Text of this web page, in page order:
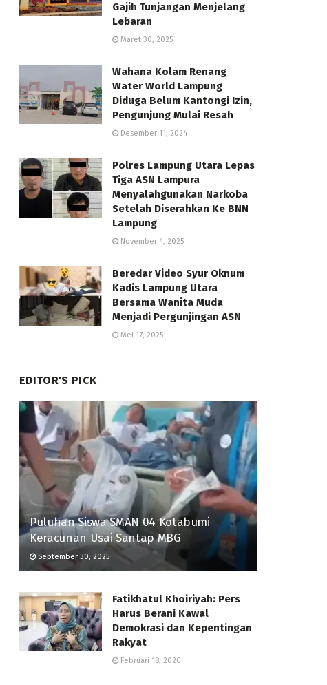
Gajih Tunjangan Menjelang
Lebaran
Maret 30, 2025
Wahana Kolam Renang
Water World Lampung
Diduga Belum Kantongi Izin,
Pengunjung Mulai Resah
Desember 11, 2024
Polres Lampung Utara Lepas
Tiga ASN Lampura
Menyalahgunakan Narkoba
Setelah Diserahkan Ke BNN
Lampung
November 4, 2025
Beredar Video Syur Oknum
Kadis Lampung Utara
Bersama Wanita Muda
Menjadi Pergunjingan ASN
Mei 17, 2025
EDITOR'S PICK
Puluhan Siswa SMAN 04 Kotabumi
Keracunan Usai Santap MBG
September 30, 2025
Fatikhatul Khoiriyah: Pers
Harus Berani Kawal
Demokrasi dan Kepentingan
Rakyat
Februari 18, 2026